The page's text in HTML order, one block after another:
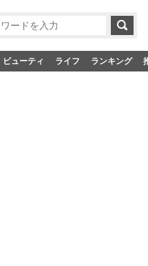
ビューティ ライフ ランキング